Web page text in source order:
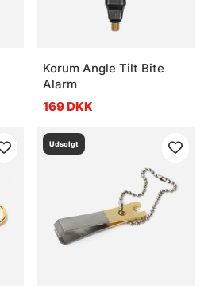
Korum Angle Tilt Bite
Alarm
169 DKK
Udsolgt